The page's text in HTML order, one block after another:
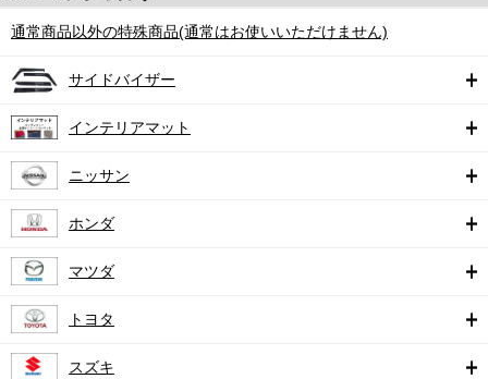
通常商品以外の特殊商品(通常はお使いいただけません)
サイドバイザー
インテリアマット
ニッサン
ホンダ
マツダ
トヨタ
スズキ